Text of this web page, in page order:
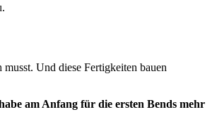
Und diese Fertigkeiten bauen
am Anfang für die ersten Bends mehr